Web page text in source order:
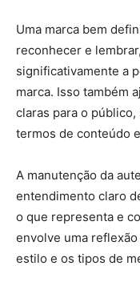
Uma marca bem
reconhecer e
significativamente a
marca. Isso também
claras para o
termos de conteúdo
A manutenção da
entendimento claro
o que representa e
envolve uma
estilo e os tipos de